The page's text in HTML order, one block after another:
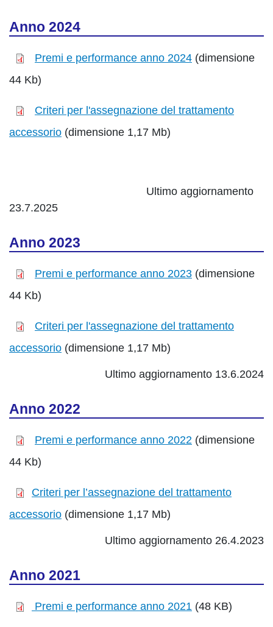
Anno 2024
Premi e performance anno 2024 (dimensione
44 Kb)
Criteri per l'assegnazione del trattamento
accessorio (dimensione 1,17 Mb)
Ultimo aggiornamento
23.7.2025
Anno 2023
Premi e performance anno 2023 (dimensione
44 Kb)
Criteri per l'assegnazione del trattamento
accessorio (dimensione 1,17 Mb)
Ultimo aggiornamento 13.6.2024
Anno 2022
Premi e performance anno 2022 (dimensione
44 Kb)
Criteri per l’assegnazione del trattamento
accessorio (dimensione 1,17 Mb)
Ultimo aggiornamento 26.4.2023
Anno 2021
Premi e performance anno 2021 (48 KB)